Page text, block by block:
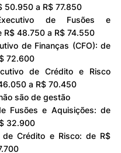
50.950 a R$ 77.850
de Fusões e
R$ 48.750 a R$ 74.550
de Finanças (CFO): de
72.600
de Crédito e Risco
a R$ 70.450
são de gestão
Fusões e Aquisições: de
32.900
de Crédito e Risco: de R$